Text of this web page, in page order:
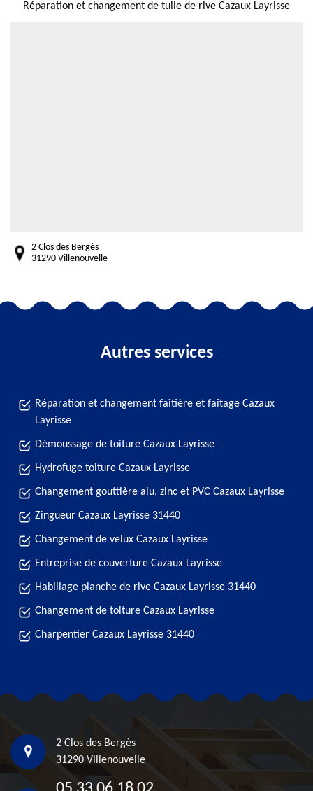
Réparation et changement de tuile de rive Cazaux Layrisse
2 Clos des Bergès
31290 Villenouvelle
Autres services
Réparation et changement faîtière et faîtage Cazaux
Layrisse
Démoussage de toiture Cazaux Layrisse
Hydrofuge toiture Cazaux Layrisse
Changement gouttière alu, zinc et PVC Cazaux Layrisse
Zingueur Cazaux Layrisse 31440
Changement de velux Cazaux Layrisse
Entreprise de couverture Cazaux Layrisse
Habillage planche de rive Cazaux Layrisse 31440
Changement de toiture Cazaux Layrisse
Charpentier Cazaux Layrisse 31440
2 Clos des Bergès
31290 Villenouvelle